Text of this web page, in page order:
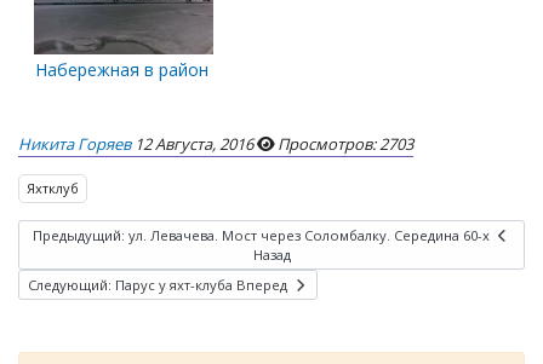
Набережная в районе яхт-клуба
Никита Горяев 12 Августа, 2016 Просмотров: 2703
Яхтклуб
Предыдущий: ул. Левачева. Мост через Соломбалку. Середина 60-х
Назад
Следующий: Парус у яхт-клуба Вперед